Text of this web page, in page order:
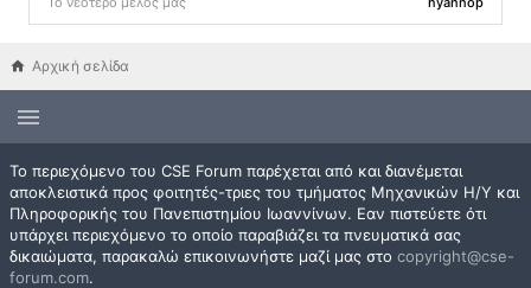
Αρχική σελίδα
Το περιεχόμενο του CSE Forum παρέχεται από και διανέμεται
αποκλειστικά προς φοιτητές-τριες του τμήματος Μηχανικών Η/Υ και
Πληροφορικής του Πανεπιστημίου Ιωαννίνων. Εαν πιστεύετε ότι
υπάρχει περιεχόμενο το οποίο παραβιάζει τα πνευματικά σας
δικαιώματα, παρακαλώ επικοινωνήστε μαζί μας στο copyright@cse-
forum.com.